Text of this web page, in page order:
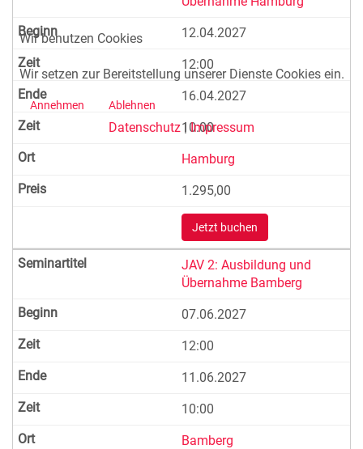
12.04.2027
12:00
16.04.2027
10:00
Hamburg
1.295,00
Jetzt buchen
JAV 2: Ausbildung und
Übernahme Bamberg
07.06.2027
12:00
11.06.2027
10:00
Bamberg
Wir benutzen Cookies
Wir setzen zur Bereitstellung unserer Dienste Cookies ein.
Annehmen Ablehnen
Datenschutz|Impressum